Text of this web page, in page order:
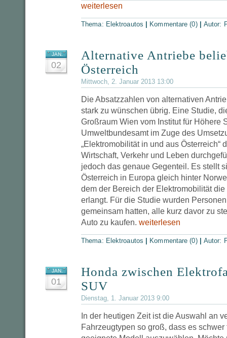
weiterlesen
Thema: Elektroautos Kommentare (0)| Autor:
JAN.
02
Alternative Antriebe
Österreich
Mittwoch, 2. Januar 2013 13:00
Die Absatzzahlen von alternativen
stark zu wünschen übrig. Eine Studie,
Großraum Wien vom Institut für Höhere
Umweltbundesamt im Zuge des
„Elektromobilität in und aus Österreich“
Wirtschaft, Verkehr und Leben
jedoch das genaue Gegenteil. Es stellt
Österreich in Europa gleich hinter
dem der Bereich der Elektromobilität
erlangt. Für die Studie wurden
gemeinsam hatten, alle kurz davor zu
Auto zu kaufen. weiterlesen
Thema: Elektroautos Kommentare (0)| Autor:
JAN.
01
Honda zwischen
SUV
Dienstag, 1. Januar 2013 9:00
In der heutigen Zeit ist die Auswahl an
Fahrzeugtypen so groß, dass es